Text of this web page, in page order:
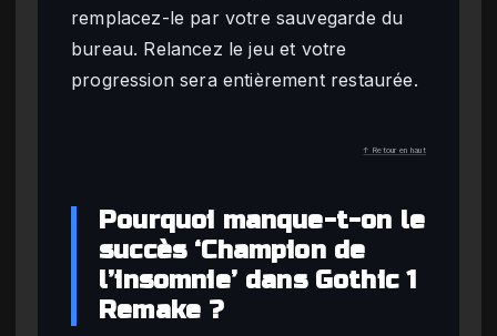
remplacez-le par votre sauvegarde du
bureau. Relancez le jeu et votre
progression sera entièrement restaurée.
↑ Retour en haut
Pourquoi manque-t-on le
succès ‘Champion de
l’insomnie’ dans Gothic 1
Remake ?